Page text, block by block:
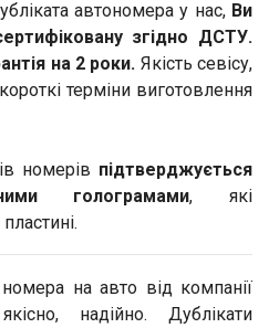
автономера у нас, Ви
згідно ДСТУ.
на 2 роки. Якість севісу,
терміни виготовлення
номерів підтверджується
голограмами, які
на авто від компанії
надійно. Дублікати